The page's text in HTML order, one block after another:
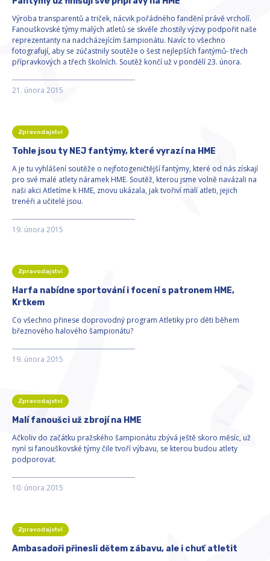
Výroba transparentů a triček, nácvik pořádného fandění právě vrcholí.
Fanouškovské týmy malých atletů se skvěle zhostily výzvy podpořit naše
reprezentanty na nadcházejícím šampionátu. Navíc to všechno
fotografují, aby se zúčastnily soutěže o šest nejlepších fantýmů- třech
přípravkových a třech školních. Soutěž končí už v pondělí 23. února.
21. února 2015
Zpravodajství
Tohle jsou ty NEJ fantýmy, které vyrazí na HME
A je tu vyhlášení soutěže o nejfotogeničtější fantýmy, které od nás získají
pro své malé atlety náramek HME. Soutěž, kterou jsme volně navázali na
naši akci Atletíme k HME, znovu ukázala, jak tvořiví malí atleti, jejich
trenéři a učitelé jsou.
19. února 2015
Zpravodajství
Harfa nabídne sportování i focení s patronem HME,
Krtkem
Co všechno přinese doprovodný program Atletiky pro děti během
březnového halového šampionátu?
19. února 2015
Zpravodajství
Malí fanoušci už zbrojí na HME
Ačkoliv do začátku pražského šampionátu zbývá ještě skoro měsíc, už
nyní si fanouškovské týmy čile tvoří výbavu, se kterou budou atlety
podporovat.
10. února 2015
Zpravodajství
Ambasadoři přinesli dětem zábavu, ale i chuť atletit